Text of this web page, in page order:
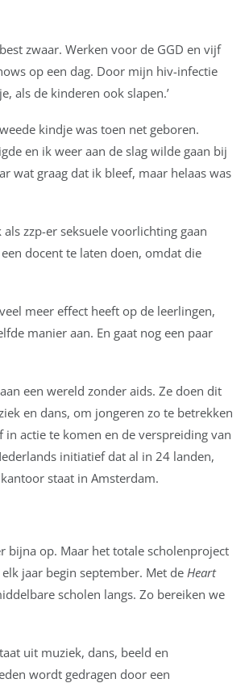
zwaar. Werken voor de GGD en vijf
op een dag. Door mijn hiv-infectie
als de kinderen ook slapen.’
kindje was toen net geboren.
en ik weer aan de slag wilde gaan bij
wat graag dat ik bleef, maar helaas was
zzp-er seksuele voorlichting gaan
docent te laten doen, omdat die
meer effect heeft op de leerlingen,
manier aan. En gaat nog een paar
een wereld zonder aids. Ze doen dit
en dans, om jongeren zo te betrekken
actie te komen en de verspreiding van
initiatief dat al in 24 landen,
staat in Amsterdam.
bijna op. Maar het totale scholenproject
jaar begin september. Met deHeart
scholen langs. Zo bereiken we
uit muziek, dans, beeld en
wordt gedragen door een